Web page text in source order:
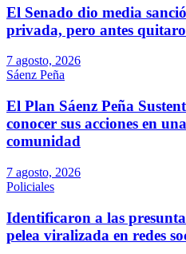
El Senado dio media
privada, pero antes
7 agosto, 2026
Sáenz Peña
El Plan Sáenz Peña
conocer sus acciones en
comunidad
7 agosto, 2026
Policiales
Identificaron a las
pelea viralizada en redes